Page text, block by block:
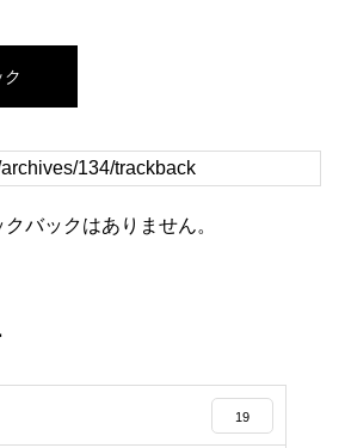
バックはありません。
19